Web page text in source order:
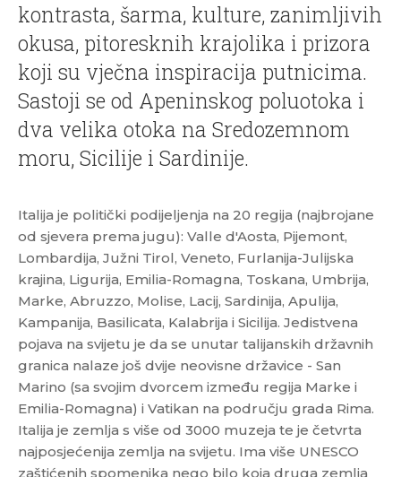
kontrasta, šarma, kulture, zanimljivih
okusa, pitoresknih krajolika i prizora
koji su vječna inspiracija putnicima.
Sastoji se od Apeninskog poluotoka i
dva velika otoka na Sredozemnom
moru, Sicilije i Sardinije.
Italija je politički podijeljenja na 20 regija (najbrojane
od sjevera prema jugu): Valle d'Aosta, Pijemont,
Lombardija, Južni Tirol, Veneto, Furlanija-Julijska
krajina, Ligurija, Emilia-Romagna, Toskana, Umbrija,
Marke, Abruzzo, Molise, Lacij, Sardinija, Apulija,
Kampanija, Basilicata, Kalabrija i Sicilija. Jedistvena
pojava na svijetu je da se unutar talijanskih državnih
granica nalaze još dvije neovisne državice - San
Marino (sa svojim dvorcem između regija Marke i
Emilia-Romagna) i Vatikan na području grada Rima.
Itаlijа je zemlja s više od 3000 muzeja te je četvrta
najposjećenija zemlja na svijetu. Ima više UNESCO
zaštićenih spomenika nego bilo koja druga zemlja